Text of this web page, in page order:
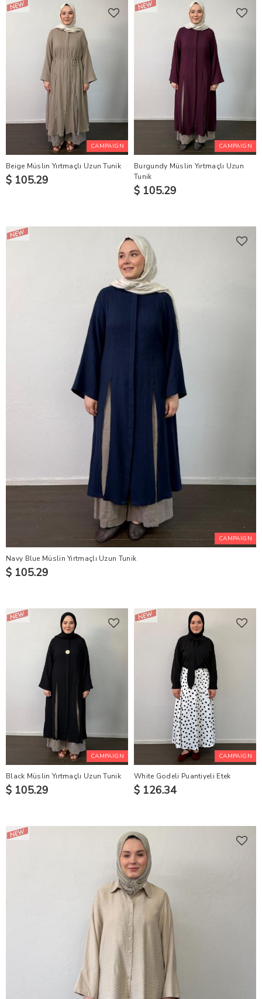
CAMPAIGN
Beige Müslin Yırtmaçlı Uzun Tunik
$ 105.29
CAMPAIGN
Burgundy Müslin Yırtmaçlı Uzun
Tunik
$ 105.29
CAMPAIGN
Navy Blue Müslin Yırtmaçlı Uzun Tunik
$ 105.29
CAMPAIGN
Black Müslin Yırtmaçlı Uzun Tunik
$ 105.29
CAMPAIGN
White Godeli Puantiyeli Etek
$ 126.34